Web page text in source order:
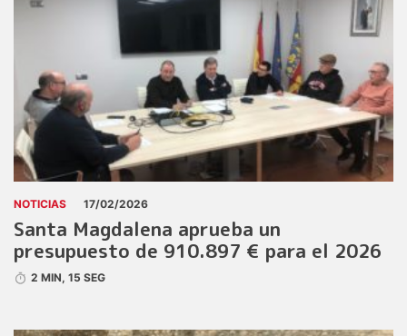
NOTICIAS 17/02/2026
Santa Magdalena aprueba un
presupuesto de 910.897 € para el 2026
2 MIN, 15 SEG